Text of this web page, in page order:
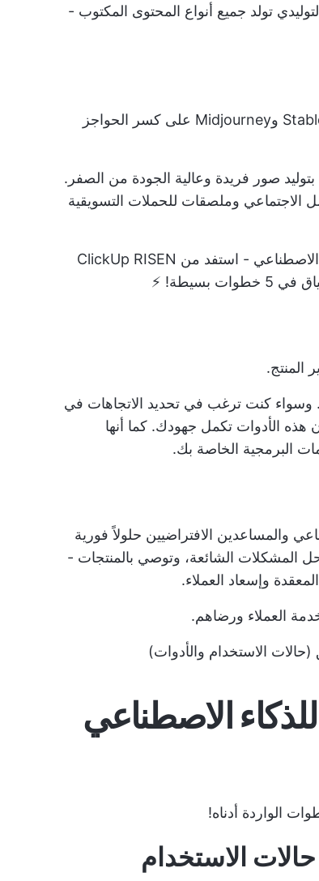
تولد جميع أنواع المحتوى المكتوب -
تعمل أدوات الذكاء الاصطناعي التوليدي مثل Stable Diffusion وMidjourney على كسر الحواجز
صور فريدة وعالية الجودة من الصفر.
الاجتماعي وملصقات للحملات التسويقية
الاصطناعي - استفد من ClickUp RISEN
⚡
المنتج.
وسواء كنت ترغب في تحديد الاتجاهات في
هذه الأدوات تكمل جهودك. كما أنها
البرمجية الخاصة بك.
والمساعدين الافتراضيين حلولاً فورية
المشكلات الشائعة، وتوصي بالمنتجات -
وإسعاد العملاء.
العملاء ورضاهم.
الاستخدام والأدوات)
الاصطناعي
الواردة أدناه!
حالات الاستخدام